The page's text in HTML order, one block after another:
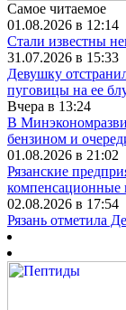
Самое читаемое
01.08.2026 в 12:14
Стали известны
31.07.2026 в 15:33
Девушку
пуговицы на ее
Вчера в 13:24
В
бензином и
01.08.2026 в 21:02
Рязанские
компенсационные
02.08.2026 в 17:54
Рязань отметила